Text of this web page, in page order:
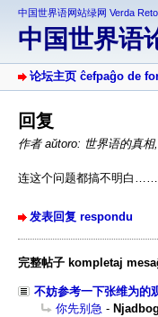
中国世界语网站绿网 Verda
中国世界语
论坛主页 ĉefpaĝo de
回复
作者 aŭtoro: 世界语的真相,
连这个问题都搞不明白……
发表回复 respondu
完整帖子 kompletaj
不妨参考一下张维为的
你先别急 - Njadbog